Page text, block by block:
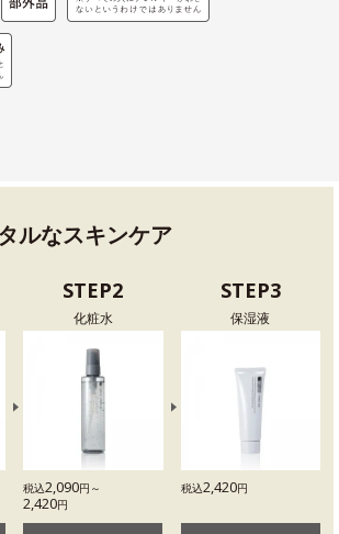
ルなスキンケア
STEP2
化粧水
税込2,090円～
2,420円
STEP3
保湿液
税込2,420円